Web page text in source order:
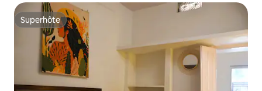
Superhôte
Superhôte